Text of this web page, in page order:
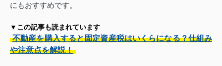
にもおすすめです。
▼この記事も読まれています
不動産を購入すると固定資産税はいくらになる？仕組み
や注意点を解説！